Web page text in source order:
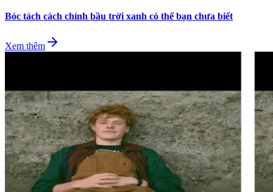
Bóc tách cách chỉnh bầu trời xanh có thể bạn chưa biết
Xem thêm